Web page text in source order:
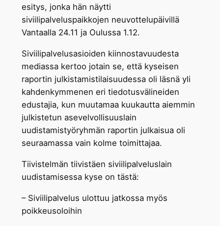
esitys, jonka hän näytti
siviilipalveluspaikkojen neuvottelupäivillä
Vantaalla 24.11 ja Oulussa 1.12.
Siviilipalvelusasioiden kiinnostavuudesta
mediassa kertoo jotain se, että kyseisen
raportin julkistamistilaisuudessa oli läsnä yli
kahdenkymmenen eri tiedotusvälineiden
edustajia, kun muutamaa kuukautta aiemmin
julkistetun asevelvollisuuslain
uudistamistyöryhmän raportin julkaisua oli
seuraamassa vain kolme toimittajaa.
Tiivistelmän tiivistäen siviilipalveluslain
uudistamisessa kyse on tästä:
– Siviilipalvelus ulottuu jatkossa myös
poikkeusoloihin